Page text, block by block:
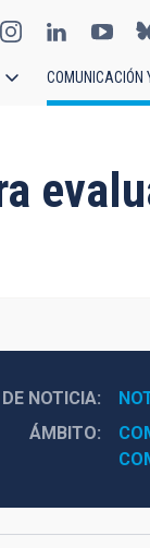
COMUNICACIÓN
NOTICIA
ÁMBITO